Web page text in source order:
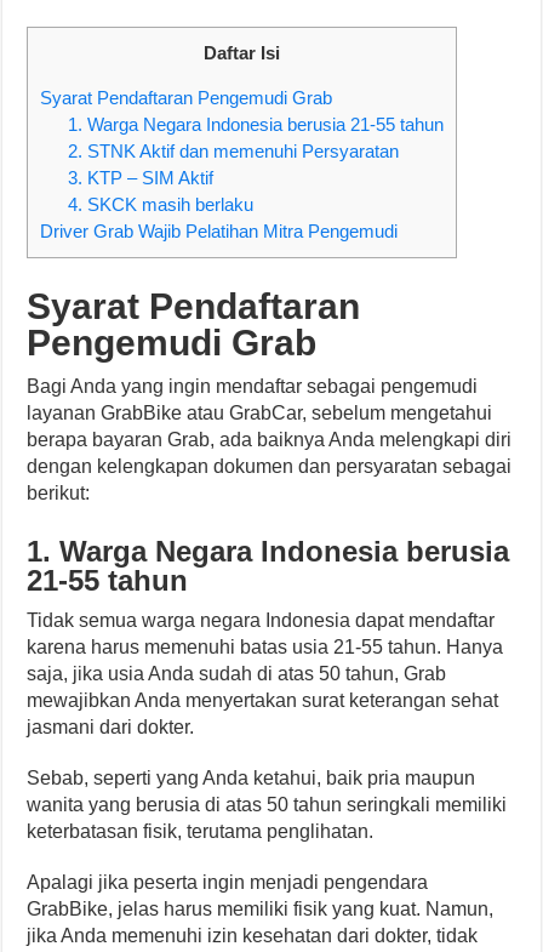
Daftar Isi
Syarat Pendaftaran Pengemudi Grab
1. Warga Negara Indonesia berusia 21-55 tahun
2. STNK Aktif dan memenuhi Persyaratan
3. KTP – SIM Aktif
4. SKCK masih berlaku
Driver Grab Wajib Pelatihan Mitra Pengemudi
Syarat Pendaftaran
Pengemudi Grab
Bagi Anda yang ingin mendaftar sebagai pengemudi
layanan GrabBike atau GrabCar, sebelum mengetahui
berapa bayaran Grab, ada baiknya Anda melengkapi diri
dengan kelengkapan dokumen dan persyaratan sebagai
berikut:
1. Warga Negara Indonesia berusia
21-55 tahun
Tidak semua warga negara Indonesia dapat mendaftar
karena harus memenuhi batas usia 21-55 tahun. Hanya
saja, jika usia Anda sudah di atas 50 tahun, Grab
mewajibkan Anda menyertakan surat keterangan sehat
jasmani dari dokter.
Sebab, seperti yang Anda ketahui, baik pria maupun
wanita yang berusia di atas 50 tahun seringkali memiliki
keterbatasan fisik, terutama penglihatan.
Apalagi jika peserta ingin menjadi pengendara
GrabBike, jelas harus memiliki fisik yang kuat. Namun,
jika Anda memenuhi izin kesehatan dari dokter, tidak